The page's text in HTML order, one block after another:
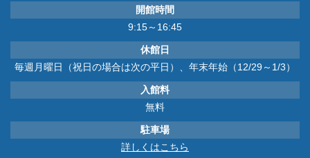
開館時間
9:15～16:45
休館日
毎週月曜日（祝日の場合は次の平日）、年末年始（12/29～1/3）
入館料
無料
駐車場
詳しくはこちら